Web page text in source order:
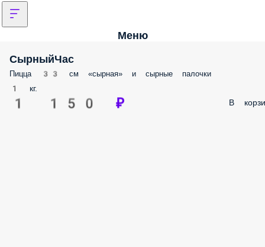
Меню
СырныйЧас
Пицца 33 см «сырная» и сырные палочки
1 кг.
1 150 ₽ В